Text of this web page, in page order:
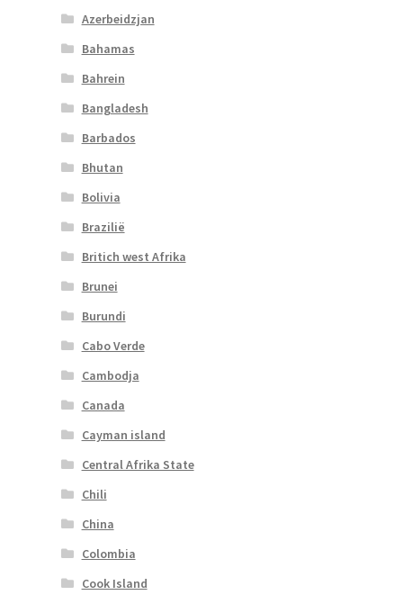
Azerbeidzjan
Bahamas
Bahrein
Bangladesh
Barbados
Bhutan
Bolivia
Brazilië
Britich west Afrika
Brunei
Burundi
Cabo Verde
Cambodja
Canada
Cayman island
Central Afrika State
Chili
China
Colombia
Cook Island